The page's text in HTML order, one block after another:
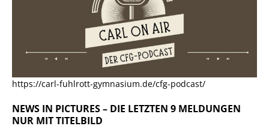
https://carl-fuhlrott-gymnasium.de/cfg-podcast/
NEWS IN PICTURES – DIE LETZTEN 9 MELDUNGEN
NUR MIT TITELBILD